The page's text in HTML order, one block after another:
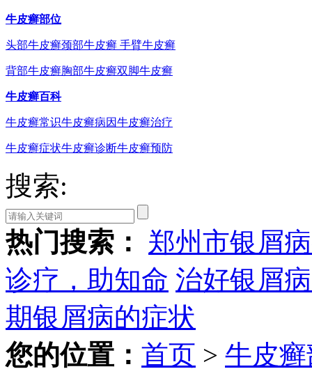
牛皮癣部位
头部牛皮癣颈部牛皮癣 手臂牛皮癣
背部牛皮癣胸部牛皮癣双脚牛皮癣
牛皮癣百科
牛皮癣常识牛皮癣病因牛皮癣治疗
牛皮癣症状牛皮癣诊断牛皮癣预防
搜索:
热门搜索：
郑州市银屑
诊疗，助知命 治好银屑
期银屑病的症状
您的位置： 首页 > 牛皮